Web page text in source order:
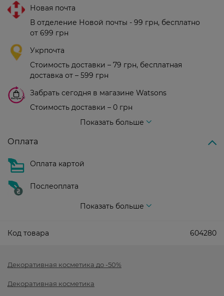
Новая почта
В отделение Новой почты - 99 грн, бесплатно
от 699 грн
Укрпочта
Стоимость доставки – 79 грн, бесплатная
доставка от – 599 грн
Забрать сегодня в магазине Watsons
Стоимость доставки – 0 грн
Показать больше
Оплата
Оплата картой
Послеоплата
Показать больше
Код товара 604280
Декоративная косметика до -50%
Декоративная косметика